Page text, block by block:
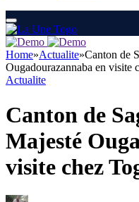
Home»Actualite»Canton de
Ougadourazannaba en visite
Actualite
Canton de
Majesté
visite chez